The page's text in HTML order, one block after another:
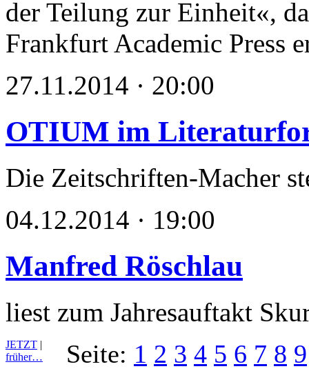
der Teilung zur Einheit«,
Frankfurt Academic Press
27.11.2014 · 20:00
OTIUM im
Die Zeitschriften-Macher
04.12.2014 · 19:00
Manfred Röschlau
liest zum Jahresauftakt
JETZT |
früher…
Seite: 1 2 3 4 5 6 7 8 9